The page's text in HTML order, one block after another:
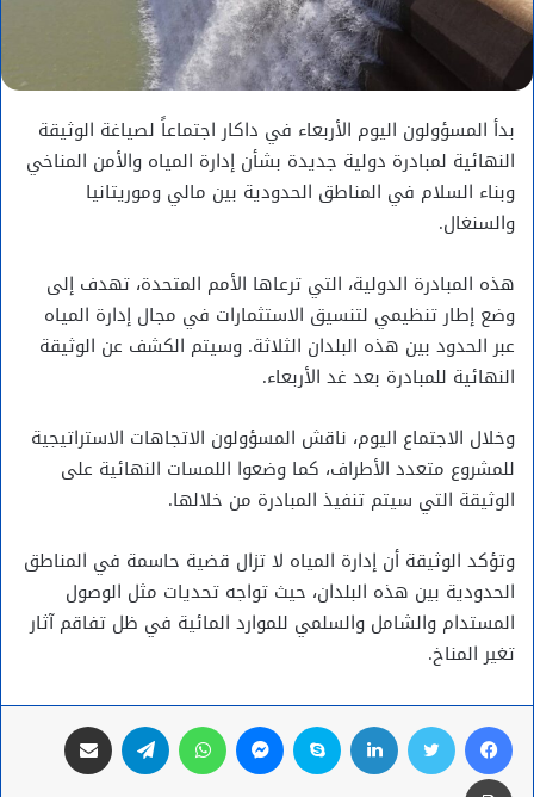
بدأ المسؤولون اليوم الأربعاء في داكار اجتماعاً لصياغة الوثيقة
النهائية لمبادرة دولية جديدة بشأن إدارة المياه والأمن المناخي
وبناء السلام في المناطق الحدودية بين مالي وموريتانيا
والسنغال.
هذه المبادرة الدولية، التي ترعاها الأمم المتحدة، تهدف إلى
وضع إطار تنظيمي لتنسيق الاستثمارات في مجال إدارة المياه
عبر الحدود بين هذه البلدان الثلاثة. وسيتم الكشف عن الوثيقة
النهائية للمبادرة بعد غد الأربعاء.
وخلال الاجتماع اليوم، ناقش المسؤولون الاتجاهات الاستراتيجية
للمشروع متعدد الأطراف، كما وضعوا اللمسات النهائية على
الوثيقة التي سيتم تنفيذ المبادرة من خلالها.
وتؤكد الوثيقة أن إدارة المياه لا تزال قضية حاسمة في المناطق
الحدودية بين هذه البلدان، حيث تواجه تحديات مثل الوصول
المستدام والشامل والسلمي للموارد المائية في ظل تفاقم آثار
تغير المناخ.
فيسبوك تويتر لينكدإن سكايب ماسنجر واتساب تيلقرام
طباعة